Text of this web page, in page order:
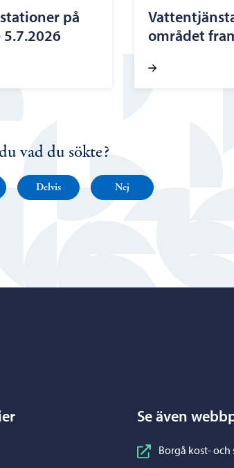
på
området
vad du sökte?
Delvis Nej
Se även
Borgå kost-